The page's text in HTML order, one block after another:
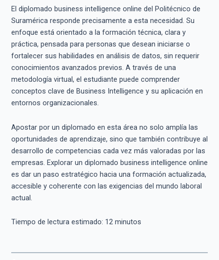
El diplomado business intelligence online del Politécnico de
Suramérica responde precisamente a esta necesidad. Su
enfoque está orientado a la formación técnica, clara y
práctica, pensada para personas que desean iniciarse o
fortalecer sus habilidades en análisis de datos, sin requerir
conocimientos avanzados previos. A través de una
metodología virtual, el estudiante puede comprender
conceptos clave de Business Intelligence y su aplicación en
entornos organizacionales.
Apostar por un diplomado en esta área no solo amplía las
oportunidades de aprendizaje, sino que también contribuye al
desarrollo de competencias cada vez más valoradas por las
empresas. Explorar un diplomado business intelligence online
es dar un paso estratégico hacia una formación actualizada,
accesible y coherente con las exigencias del mundo laboral
actual.
Tiempo de lectura estimado: 12minutos